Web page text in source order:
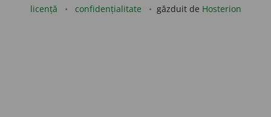
licență confidențialitate găzduit de Hosterion